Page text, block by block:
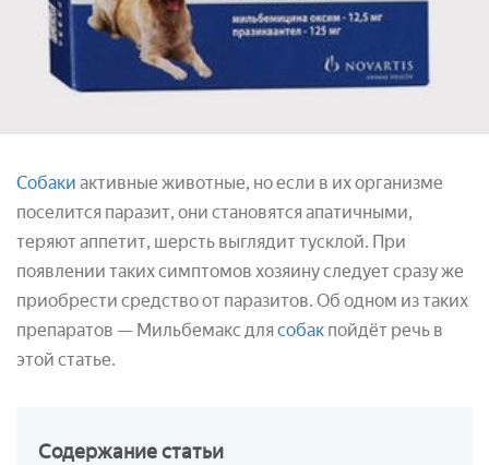
Собаки активные животные, но если в их организме
поселится паразит, они становятся апатичными,
теряют аппетит, шерсть выглядит тусклой. При
появлении таких симптомов хозяину следует сразу же
приобрести средство от паразитов. Об одном из таких
препаратов — Мильбемакс для собак пойдёт речь в
этой статье.
Содержаниестатьи